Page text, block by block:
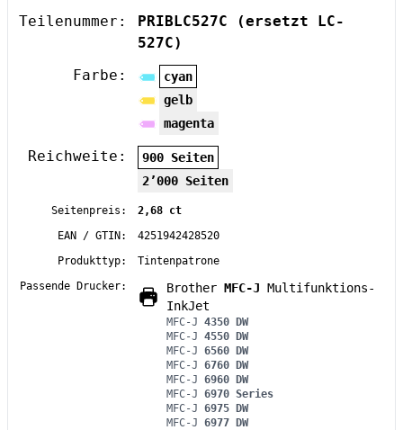
Teilenummer:
PRIBLC527C
(ersetzt LC-
527C)
Farbe:
cyan
gelb
magenta
Reichweite:
900 Seiten
2’000 Seiten
Seitenpreis:
2,68 ct
EAN / GTIN:
4251942428520
Produkttyp:
Tintenpatrone
Passende Drucker:
Brother MFC-J Multifunktions-
InkJet
MFC-J 4350 DW
MFC-J 4550 DW
MFC-J 6560 DW
MFC-J 6760 DW
MFC-J 6960 DW
MFC-J 6970 Series
MFC-J 6975 DW
MFC-J 6977 DW